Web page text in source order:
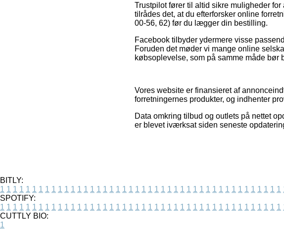
Trustpilot fører til altid sikre muligheder
tilrådes det, at du efterforsker online
00-56, 62) før du lægger din bestilling.
Facebook tilbyder ydermere visse
Foruden det møder vi mange online
købsoplevelse, som på samme måde bør
Vores website er finansieret af
forretningernes produkter, og indhenter
Data omkring tilbud og outlets på nettet
er blevet iværksat siden seneste
BITLY:
1 1 1 1 1 1 1 1 1 1 1 1 1 1 1 1 1 1 1 1 1 1 1 1 1 1 1 1 1 1 1 1 1 1 1 1 1 1 1 1 1 1 1 1
SPOTIFY:
1 1 1 1 1 1 1 1 1 1 1 1 1 1 1 1 1 1 1 1 1 1 1 1 1 1 1 1 1 1 1 1 1 1 1 1 1 1 1 1 1 1 1 1
CUTTLY BIO:
1